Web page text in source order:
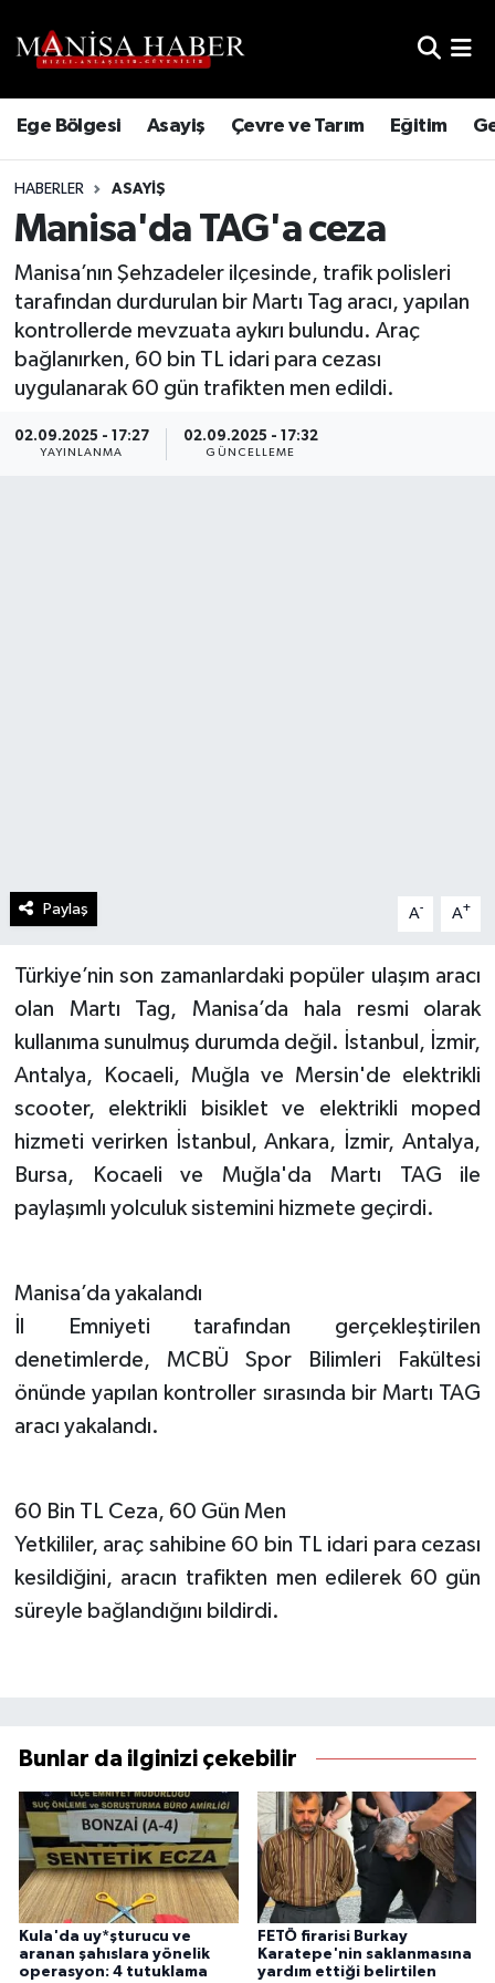
Ege Bölgesi Asayiş Çevre ve Tarım Eğitim
HABERLER ASAYIŞ
Manisa'da TAG'a ceza
Manisa’nın Şehzadeler ilçesinde, trafik polisleri
tarafından durdurulan bir Martı Tag aracı, yapılan
kontrollerde mevzuata aykırı bulundu. Araç
bağlanırken, 60 bin TL idari para cezası
uygulanarak 60 gün trafikten men edildi.
02.09.2025 - 17:27
YAYINLANMA
02.09.2025 - 17:32
GÜNCELLEME
Paylaş A- A+
Türkiye’nin son zamanlardaki popüler ulaşım aracı
olan Martı Tag, Manisa’da hala resmi olarak
kullanıma sunulmuş durumda değil. İstanbul, İzmir,
Antalya, Kocaeli, Muğla ve Mersin'de elektrikli
scooter, elektrikli bisiklet ve elektrikli moped
hizmeti verirken İstanbul, Ankara, İzmir, Antalya,
Bursa, Kocaeli ve Muğla'da Martı TAG ile
paylaşımlı yolculuk sistemini hizmete geçirdi.
Manisa’da yakalandı
İl Emniyeti tarafından gerçekleştirilen
denetimlerde, MCBÜ Spor Bilimleri Fakültesi
önünde yapılan kontroller sırasında bir Martı TAG
aracı yakalandı.
60 Bin TL Ceza, 60 Gün Men
Yetkililer, araç sahibine 60 bin TL idari para cezası
kesildiğini, aracın trafikten men edilerek 60 gün
süreyle bağlandığını bildirdi.
Bunlar da ilginizi çekebilir
Kula'da uy*şturucu ve
aranan şahıslara yönelik
operasyon: 4 tutuklama
FETÖ firarisi Burkay
Karatepe'nin saklanmasına
yardım ettiği belirtilen
Trafik Durumu
Süper Lig Puan Durumu ve Fikstür
Son Dakika Haberleri
Haber Arşivi